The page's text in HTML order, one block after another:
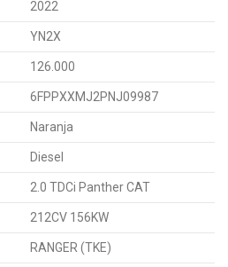
2022
YN2X
126.000
6FPPXXMJ2PNJ09987
Naranja
Diesel
2.0 TDCi Panther CAT
212CV 156KW
RANGER (TKE)